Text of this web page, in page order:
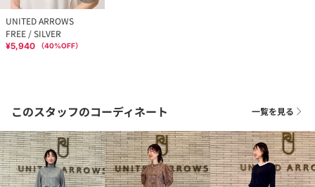
UNITED ARROWS
FREE / SILVER
¥5,940 （40%OFF）
このスタッフのコーディネート 一覧を見る